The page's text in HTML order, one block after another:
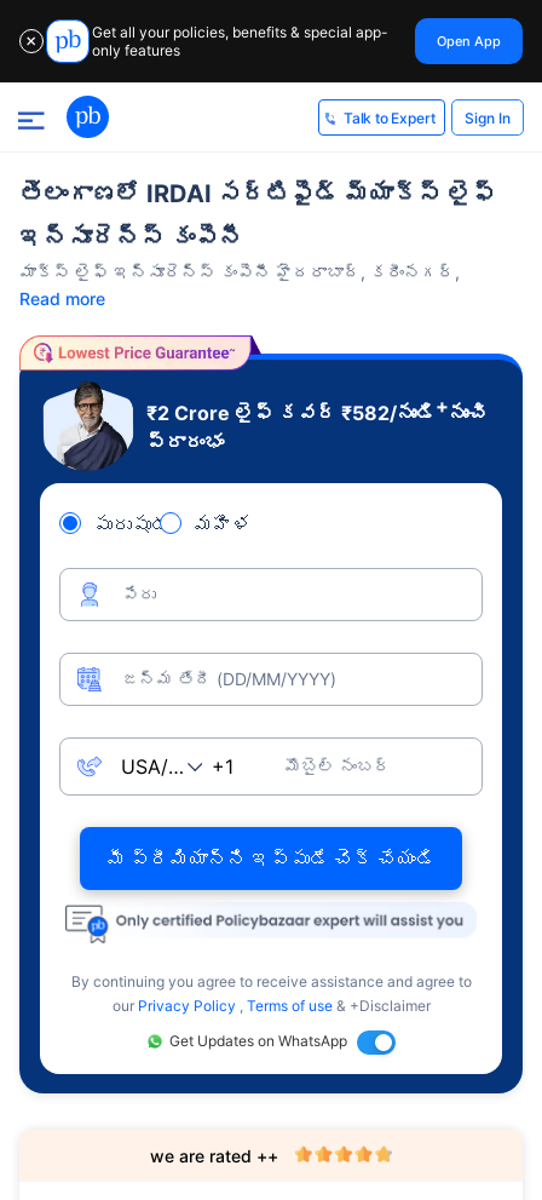
✕
Get all your policies, benefits & special app-
only features
Open App
Talk to Expert Sign In
తెలంగాణలో IRDAI సర్టిఫైడ్ మ్యాక్స్ లైఫ్
ఇన్సూరెన్స్ కంపెనీ
మాక్స్ లైఫ్ ఇన్సూరెన్స్ కంపెనీ హైదరాబాద్, కరీంనగర్,
Read more
₹2 Crore లైఫ్ కవర్ ₹582/నుండి +నుంచి
ప్రారంభం
పురుషుడు మహిళ
పేరు
జన్మ తేదీ (DD/MM/YYYY)
మొబైల్ నంబర్
మీ ప్రీమియాన్ని ఇప్పుడే చెక్ చేయండి
By continuing you agree to receive assistance and agree to
our Privacy Policy , Terms of use & +Disclaimer
Get Updates on WhatsApp
we are rated ++